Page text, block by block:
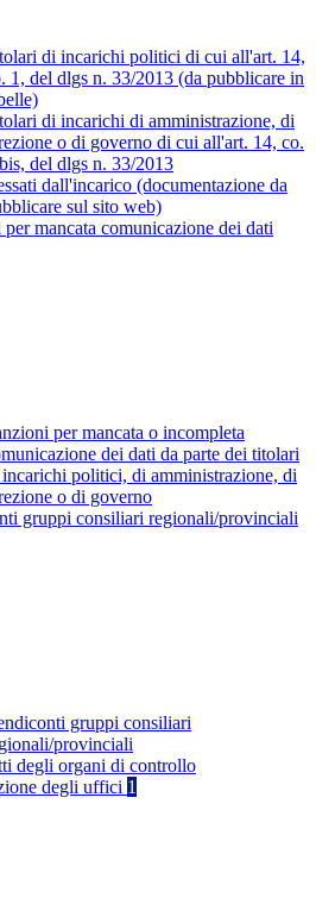
di incarichi politici di cui all'art. 14,
1, del dlgs n. 33/2013 (da pubblicare in
di incarichi di amministrazione, di
o di governo di cui all'art. 14, co.
del dlgs n. 33/2013
dall'incarico (documentazione da
sul sito web)
per mancata comunicazione dei dati
per mancata o incompleta
dei dati da parte dei titolari
politici, di amministrazione, di
o di governo
gruppi consiliari regionali/provinciali
gruppi consiliari
provinciali
degli organi di controllo
degli uffici 1